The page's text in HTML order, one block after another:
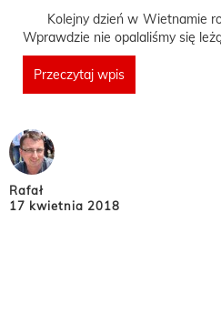
Kolejny dzień w Wietnamie
Wprawdzie nie opalaliśmy się
Przeczytaj wpis
Rafał
17 kwietnia 2018